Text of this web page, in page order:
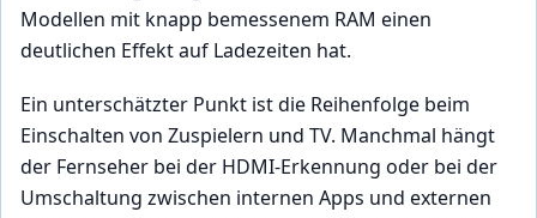
Modellen mit knapp bemessenem RAM einen
deutlichen Effekt auf Ladezeiten hat.
Ein unterschätzter Punkt ist die Reihenfolge beim
Einschalten von Zuspielern und TV. Manchmal hängt
der Fernseher bei der HDMI-Erkennung oder bei der
Umschaltung zwischen internen Apps und externen